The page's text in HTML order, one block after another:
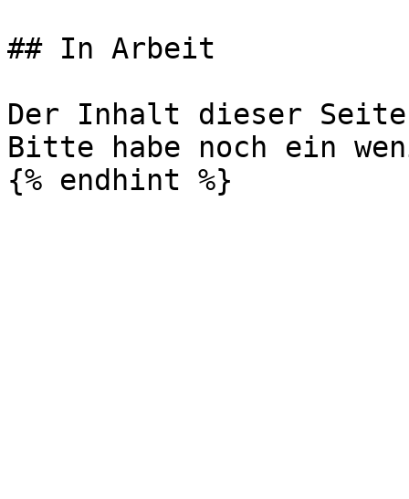
## In Arbeit
Der Inhalt dieser
Bitte habe noch ein